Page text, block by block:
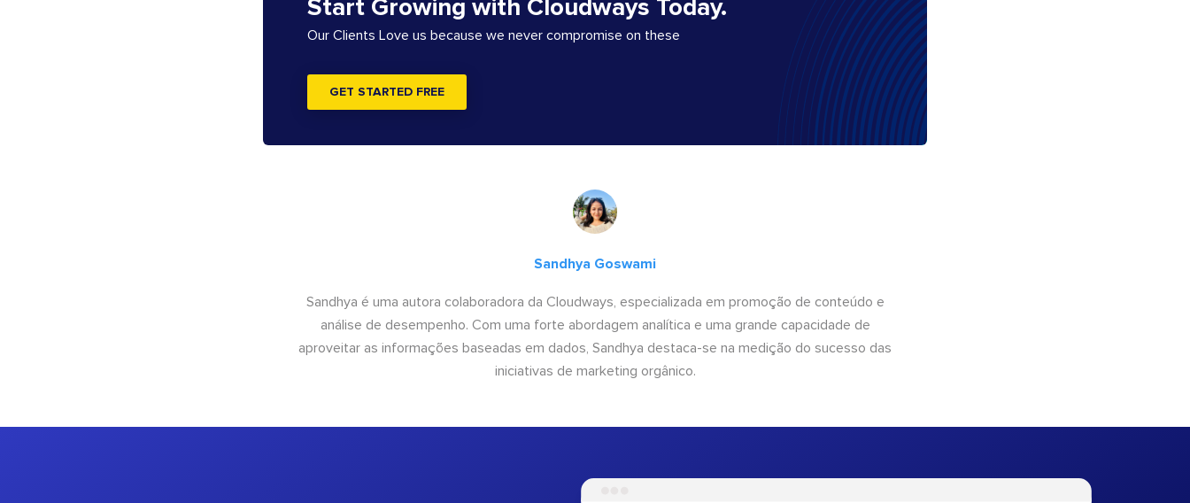
Start Growing with Cloudways Today.
Our Clients Love us because we never compromise on these
GET STARTED FREE
Sandhya Goswami
Sandhya é uma autora colaboradora da Cloudways, especializada em promoção de conteúdo e
análise de desempenho. Com uma forte abordagem analítica e uma grande capacidade de
aproveitar as informações baseadas em dados, Sandhya destaca-se na medição do sucesso das
iniciativas de marketing orgânico.